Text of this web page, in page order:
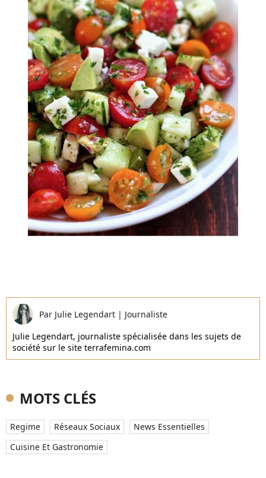
Par Julie Legendart | Journaliste
Julie Legendart, journaliste spécialisée dans les sujets de
société sur le site terrafemina.com
MOTS CLÉS
Regime Réseaux Sociaux
News Essentielles
Cuisine Et Gastronomie